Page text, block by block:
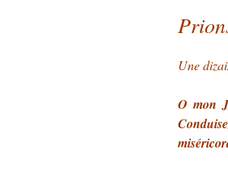
Une
O mon